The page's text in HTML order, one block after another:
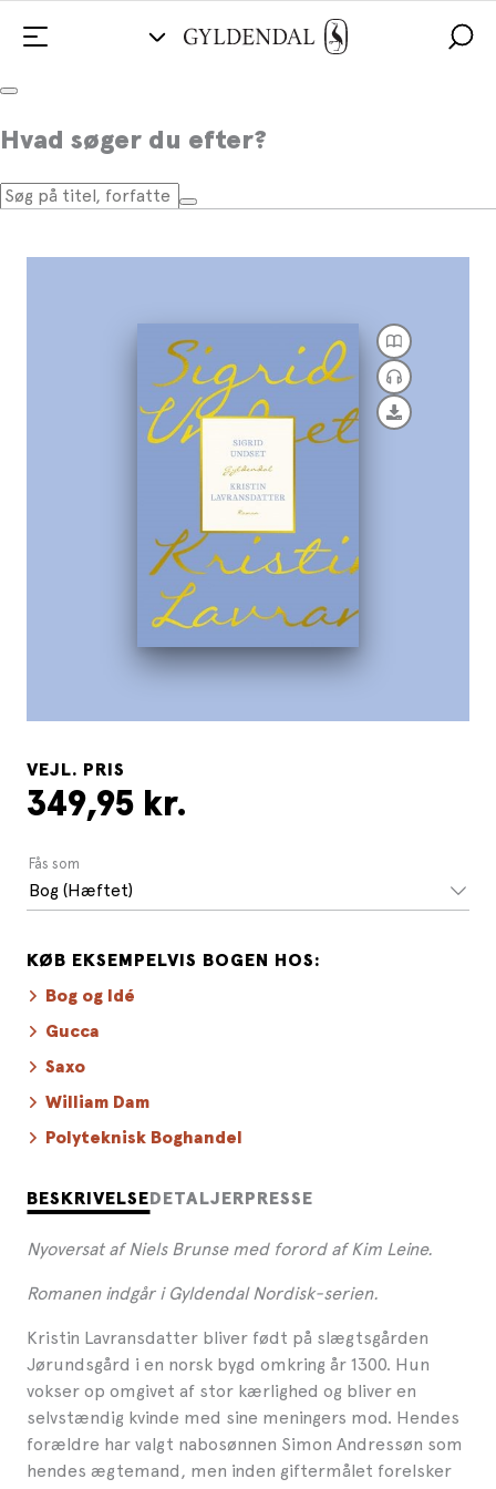
Hvad søger du efter?
Kristin Lavransdatter
BESKRIVELSE DETALJER PRESSE
Nyoversat af Niels Brunse med forord af Kim Leine.
Romanen indgår i Gyldendal Nordisk-serien.
Kristin Lavransdatter bliver født på slægtsgården
Jørundsgård i en norsk bygd omkring år 1300. Hun
vokser op omgivet af stor kærlighed og bliver en
selvstændig kvinde med sine meningers mod. Hendes
forældre har valgt nabosønnen Simon Andressøn som
hendes ægtemand, men inden giftermålet forelsker
VEJL. PRIS
349,95 kr.
Fås som
Bog (Hæftet)
KØB EKSEMPELVIS BOGEN HOS:
Bog og Idé
Gucca
Saxo
William Dam
Polyteknisk Boghandel